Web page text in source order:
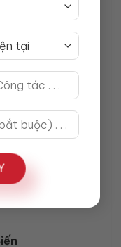
cần chỉ dẫn,
đi du lịch hoặc
nắm vững các
trọng.
chỉ xuất hiện
núi, hồ,
là những địa